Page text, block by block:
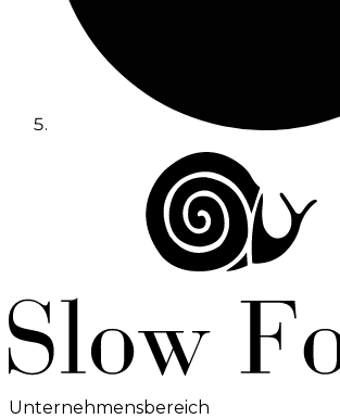
Unternehmensbereich